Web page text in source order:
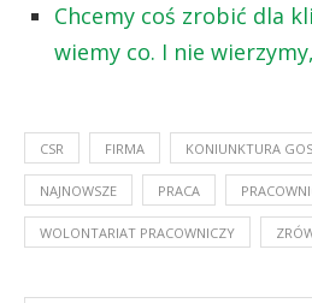
Chcemy coś zrobić dla
wiemy co. I nie
CSR FIRMA KONIUNKTURA
NAJNOWSZE PRACA
WOLONTARIAT PRACOWNICZY